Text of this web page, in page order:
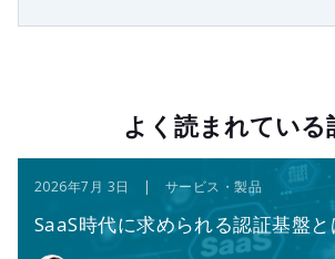
よく読まれている
2026年7月 3日 | サービス・製品
SaaS時代に求められる認証基盤と